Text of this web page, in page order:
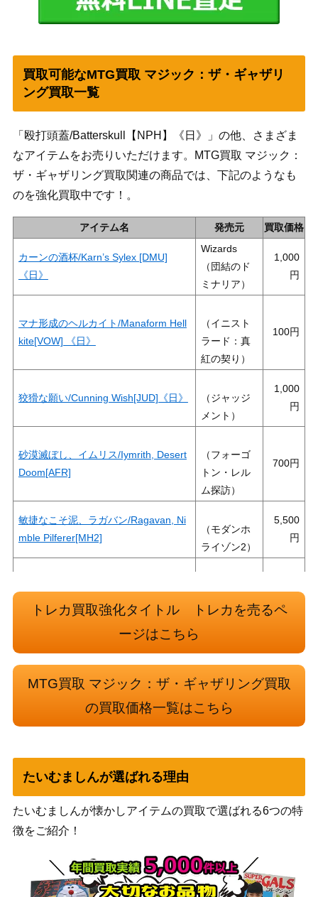
買取可能なMTG買取 マジック：ザ・ギャザリ
ング買取一覧
「殴打頭蓋/Batterskull【NPH】《日》」の他、さまざま
なアイテムをお売りいただけます。MTG買取 マジック：
ザ・ギャザリング買取関連の商品では、下記のようなも
のを強化買取中です！。
アイテム名 発売元 買取価格
カーンの酒杯/Karn’s Sylex [DMU]
《日》
Wizards
（団結のド
ミナリア）
1,000
マナ形成のヘルカイト/Manaform Hell
kite[VOW] 《日》
（イニスト
ラード：真
紅の契り）
100
狡猾な願い/Cunning Wish[JUD]《日》
（ジャッジ
メント）
1,000
砂漠滅ぼし、イムリス/Iymrith, Desert
Doom[AFR]
（フォーゴ
トン・レル
ム探訪）
700
敏捷なこそ泥、ラガバン/Ragavan, Ni
mble Pilferer[MH2]
（モダンホ
ライゾン2）
5,500
N】
のギルド）
血統の守り手/Bloodline Keeper：系統
の王/Lord of Lineage【ISD】《日》
(015)穢すもの、ウラモグ/Ulamog, the
ウィザー
ザ・コース
380 一つの指輪/The One Ring 拡張ア
ート [LTR-BF] 《日》
（指輪物
6,500
試練に臨むギデオン/Gideon of the Tri
als【AKH】《日》
（アモンケ
150
トレカ買取強化タイトル トレカを売るペ
ージはこちら
MTG買取 マジック：ザ・ギャザリング買取
の買取価格一覧はこちら
たいむましんが選ばれる理由
たいむましんが懐かしアイテムの買取で選ばれる6つの特
徴をご紹介！